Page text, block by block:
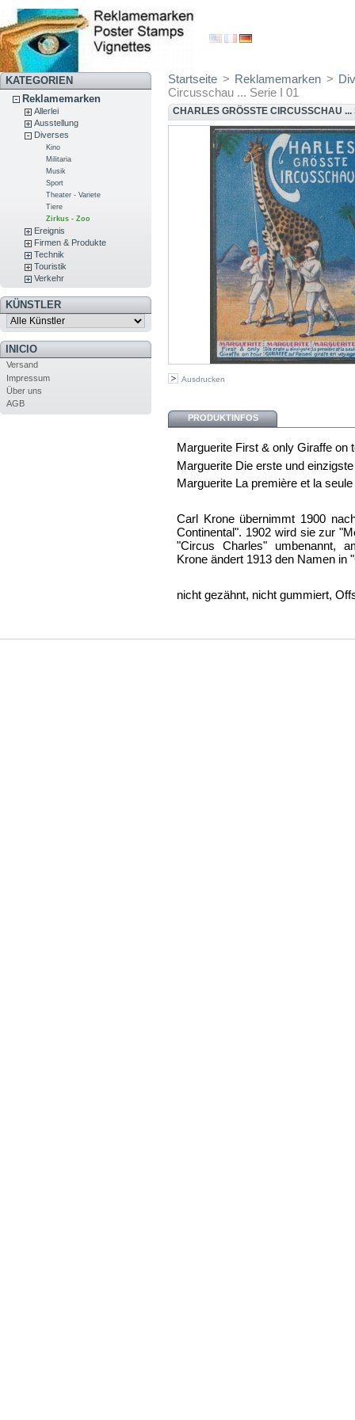
KATEGORIEN
Reklamemarken
Allerlei
Ausstellung
Diverses
Kino
Militaria
Musik
Sport
Theater - Variete
Tiere
Zirkus - Zoo
Ereignis
Firmen & Produkte
Technik
Touristik
Verkehr
KÜNSTLER
INICIO
Versand
Impressum
Über uns
AGB
Startseite > Reklamemarken >
Circusschau ... Serie I 01
CHARLES GRÖSSTE CIRCUSSCHAU ...
Ausdrucken
PRODUKTINFOS
Marguerite First & only Giraffe on
Marguerite Die erste und
Marguerite La première et la
Carl Krone übernimmt 1900
Continental". 1902 wird sie zur
"Circus Charles" umbenannt,
Krone ändert 1913 den Namen in
nicht gezähnt, nicht gummiert,